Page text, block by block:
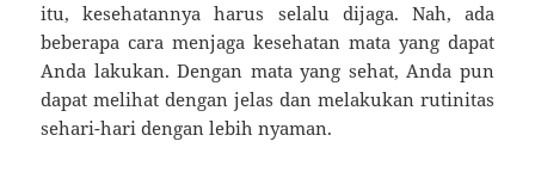
itu, kesehatannya harus selalu dijaga. Nah, ada
beberapa cara menjaga kesehatan mata yang dapat
Anda lakukan. Dengan mata yang sehat, Anda pun
dapat melihat dengan jelas dan melakukan rutinitas
sehari-hari dengan lebih nyaman.